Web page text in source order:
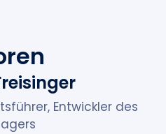
Entwickler des